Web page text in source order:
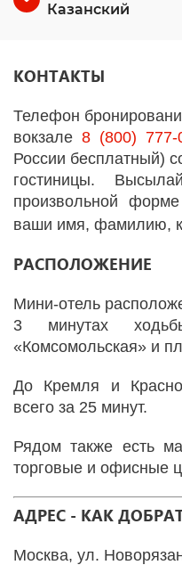
Казанский
КОНТАКТЫ
Телефон
вокзале 8 (800) 777-
России бесплатный)
гостиницы.
произвольной
ваши имя, фамилию,
РАСПОЛОЖЕНИЕ
Мини-отель
3 минутах
«Комсомольская» и
До Кремля и
всего за 25 минут.
Рядом также есть
торговые и офисные
АДРЕС - КАК
Москва, ул.